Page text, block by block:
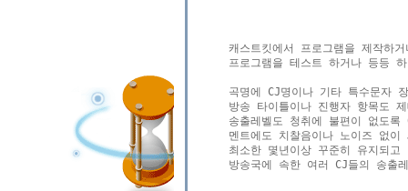
캐스트킷에서 프로그램을 제작
프로그램을 테스트 하거나 등등
곡명에 CJ명이나 기타 특수문
방송 타이틀이나 진행자 항목도
송출레벨도 청취에 불편이 없도
멘트에도 치찰음이나 노이즈 없
최소한 몇년이상 꾸준히 유지되
방송국에 속한 여러 CJ들의 송